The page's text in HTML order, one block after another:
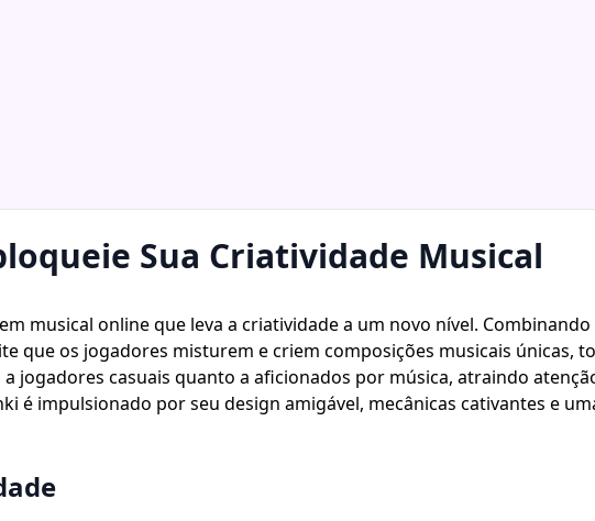
Sua Criatividade Musical
musical online que leva a criatividade a um novo nível.
que os jogadores misturem e criem composições musicais únicas,
jogadores casuais quanto a aficionados por música, atraindo
é impulsionado por seu design amigável, mecânicas cativantes e